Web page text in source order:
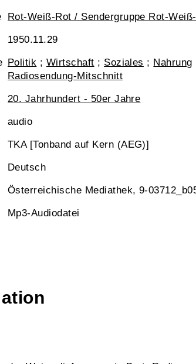
Rot-Weiß-Rot / Sendergruppe Rot-
1950.11.29
Politik ; Wirtschaft ; Soziales ; Nahrung
Radiosendung-Mitschnitt
20. Jahrhundert - 50er Jahre
audio
TKA [Tonband auf Kern (AEG)]
Deutsch
Österreichische Mediathek, 9-
Mp3-Audiodatei